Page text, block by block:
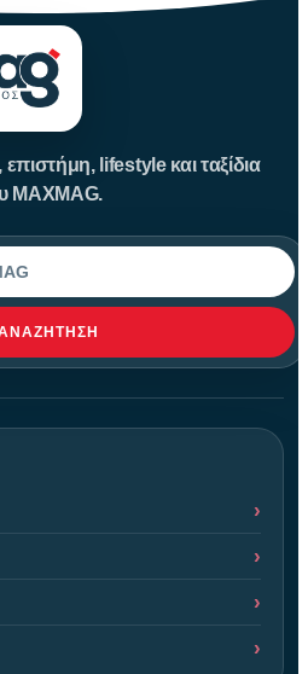
lifestyle και ταξίδια
MAXMAG.